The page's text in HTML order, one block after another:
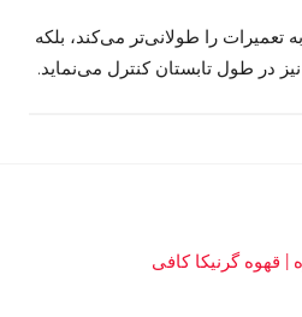
تعمیرات را طولانی‌تر می‌کند، بلکه
در طول تابستان کنترل می‌نماید.
| قهوه گرنیکا کافی